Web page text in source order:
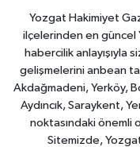
Yozgat Hakimiyet
ilçelerinden en güncel
habercilik anlayışıyla
gelişmelerini anbean
Akdağmadeni, Yerköy,
Aydıncık, Saraykent,
noktasındaki önemli
Sitemizde,